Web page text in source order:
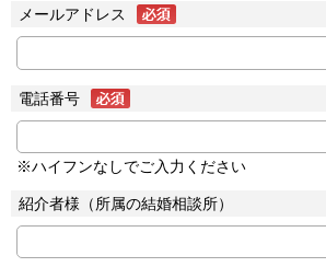
メールアドレス
電話番号
※ハイフンなしでご入力ください
紹介者様（所属の結婚相談所）